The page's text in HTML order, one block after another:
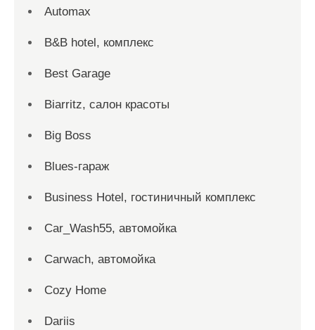
Automax
B&B hotel, комплекс
Best Garage
Biarritz, салон красоты
Big Boss
Blues-гараж
Business Hotel, гостиничный комплекс
Car_Wash55, автомойка
Carwach, автомойка
Cozy Home
Dariis